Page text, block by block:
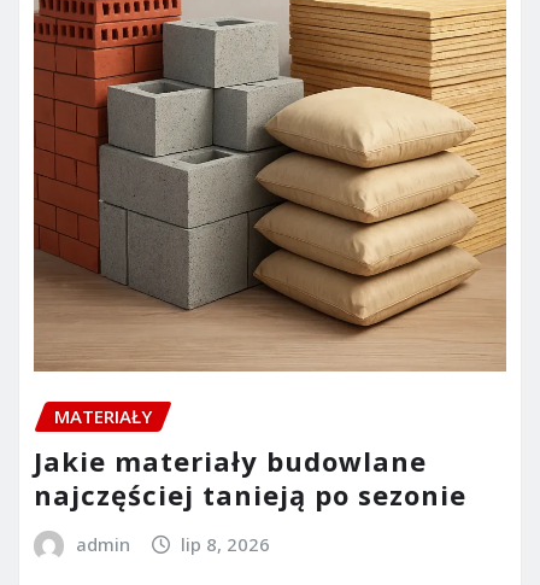
MATERIAŁY
Jakie materiały budowlane
najczęściej tanieją po sezonie
admin lip 8, 2026